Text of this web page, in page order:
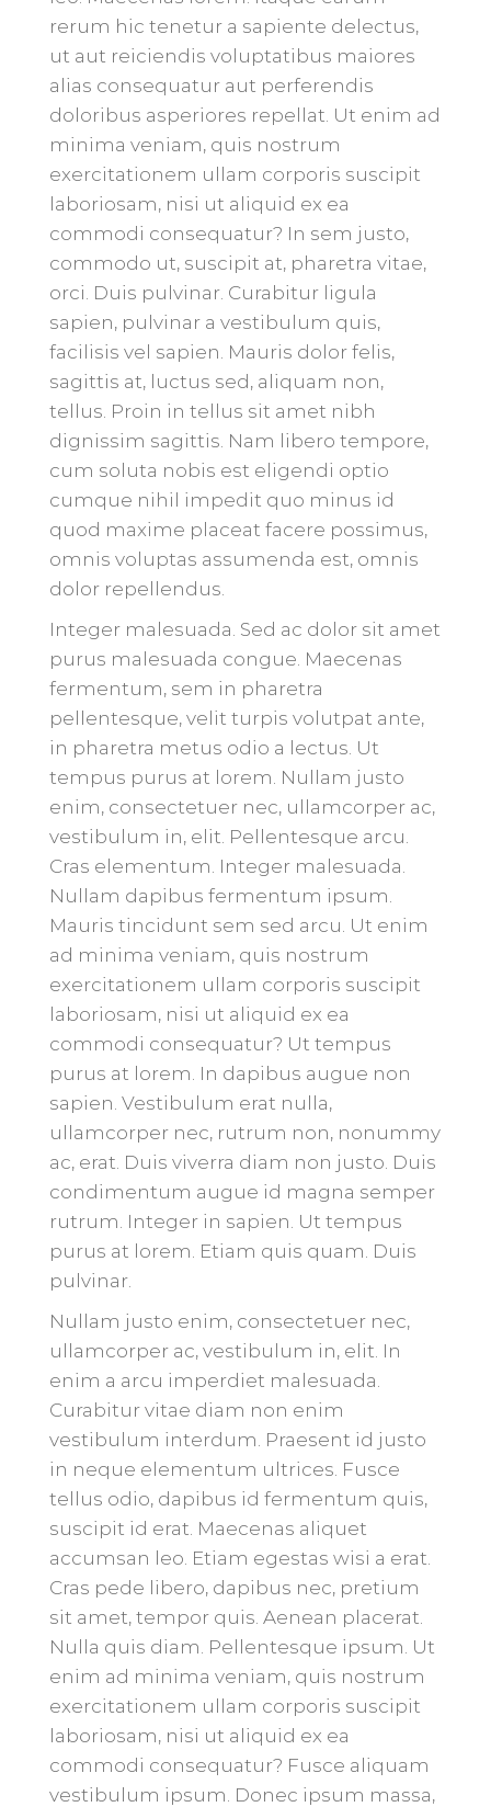
rerum hic tenetur a sapiente delectus,
ut aut reiciendis voluptatibus maiores
alias consequatur aut perferendis
doloribus asperiores repellat. Ut enim ad
minima veniam, quis nostrum
exercitationem ullam corporis suscipit
laboriosam, nisi ut aliquid ex ea
commodi consequatur? In sem justo,
commodo ut, suscipit at, pharetra vitae,
orci. Duis pulvinar. Curabitur ligula
sapien, pulvinar a vestibulum quis,
facilisis vel sapien. Mauris dolor felis,
sagittis at, luctus sed, aliquam non,
tellus. Proin in tellus sit amet nibh
dignissim sagittis. Nam libero tempore,
cum soluta nobis est eligendi optio
cumque nihil impedit quo minus id
quod maxime placeat facere possimus,
omnis voluptas assumenda est, omnis
dolor repellendus.
Integer malesuada. Sed ac dolor sit amet
purus malesuada congue. Maecenas
fermentum, sem in pharetra
pellentesque, velit turpis volutpat ante,
in pharetra metus odio a lectus. Ut
tempus purus at lorem. Nullam justo
enim, consectetuer nec, ullamcorper ac,
vestibulum in, elit. Pellentesque arcu.
Cras elementum. Integer malesuada.
Nullam dapibus fermentum ipsum.
Mauris tincidunt sem sed arcu. Ut enim
ad minima veniam, quis nostrum
exercitationem ullam corporis suscipit
laboriosam, nisi ut aliquid ex ea
commodi consequatur? Ut tempus
purus at lorem. In dapibus augue non
sapien. Vestibulum erat nulla,
ullamcorper nec, rutrum non, nonummy
ac, erat. Duis viverra diam non justo. Duis
condimentum augue id magna semper
rutrum. Integer in sapien. Ut tempus
purus at lorem. Etiam quis quam. Duis
pulvinar.
Nullam justo enim, consectetuer nec,
ullamcorper ac, vestibulum in, elit. In
enim a arcu imperdiet malesuada.
Curabitur vitae diam non enim
vestibulum interdum. Praesent id justo
in neque elementum ultrices. Fusce
tellus odio, dapibus id fermentum quis,
suscipit id erat. Maecenas aliquet
accumsan leo. Etiam egestas wisi a erat.
Cras pede libero, dapibus nec, pretium
sit amet, tempor quis. Aenean placerat.
Nulla quis diam. Pellentesque ipsum. Ut
enim ad minima veniam, quis nostrum
exercitationem ullam corporis suscipit
laboriosam, nisi ut aliquid ex ea
commodi consequatur? Fusce aliquam
vestibulum ipsum. Donec ipsum massa,